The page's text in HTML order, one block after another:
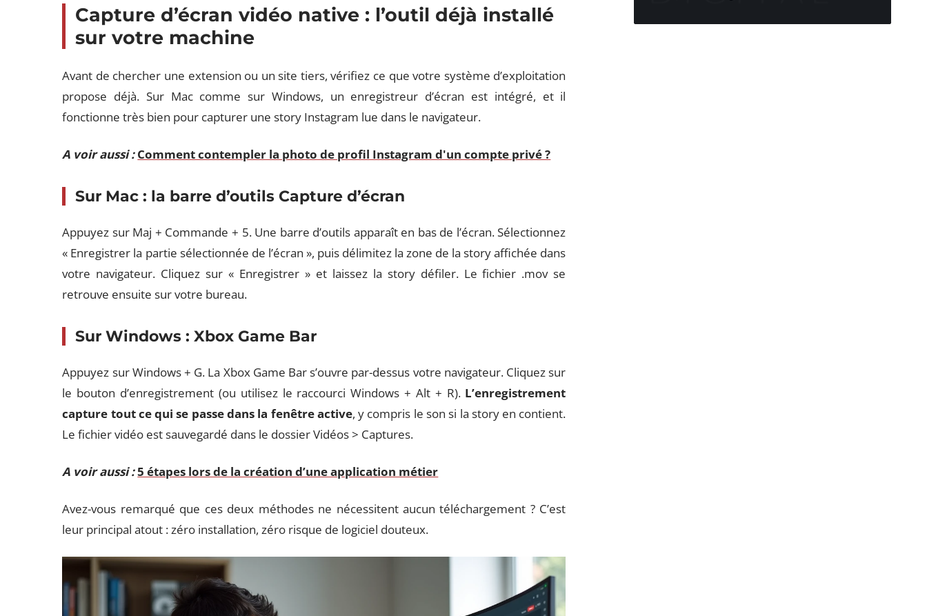
Capture d’écran vidéo native : l’outil déjà installé
sur votre machine
Avant de chercher une extension ou un site tiers, vérifiez ce que votre système d’exploitation
propose déjà. Sur Mac comme sur Windows, un enregistreur d’écran est intégré, et il
fonctionne très bien pour capturer une story Instagram lue dans le navigateur.
A voir aussi : Comment contempler la photo de profil Instagram d'un compte privé ?
Sur Mac : la barre d’outils Capture d’écran
Appuyez sur Maj + Commande + 5. Une barre d’outils apparaît en bas de l’écran. Sélectionnez
« Enregistrer la partie sélectionnée de l’écran », puis délimitez la zone de la story affichée dans
votre navigateur. Cliquez sur « Enregistrer » et laissez la story défiler. Le fichier .mov se
retrouve ensuite sur votre bureau.
Sur Windows : Xbox Game Bar
Appuyez sur Windows + G. La Xbox Game Bar s’ouvre par-dessus votre navigateur. Cliquez sur
le bouton d’enregistrement (ou utilisez le raccourci Windows + Alt + R). L’enregistrement
capture tout ce qui se passe dans la fenêtre active, y compris le son si la story en contient.
Le fichier vidéo est sauvegardé dans le dossier Vidéos > Captures.
A voir aussi :5 étapes lors de la création d’une application métier
Avez-vous remarqué que ces deux méthodes ne nécessitent aucun téléchargement ? C’est
leur principal atout : zéro installation, zéro risque de logiciel douteux.